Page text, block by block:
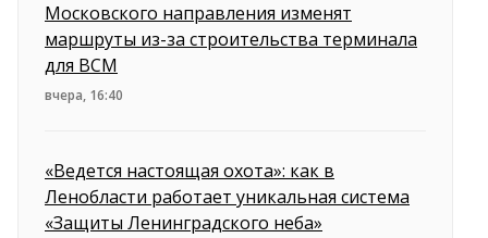
Московского направления изменят
маршруты из-за строительства терминала
для ВСМ
вчера, 16:40
«Ведется настоящая охота»: как в
Ленобласти работает уникальная система
«Защиты Ленинградского неба»